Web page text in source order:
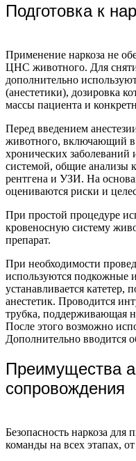
Подготовка к
Применение наркоза не
ЦНС животного. Для
дополнительно
(анестетики), дозировка
массы пациента и
Перед введением
животного, включающий в
хронических заболеваний
системой, общие анализы
рентгена и УЗИ. На
оцениваются риски и
При простой процедуре
кровеносную систему
препарат.
При необходимости
используются
устанавливается катетер,
анестетик. Проводится
трубка, поддерживающая
После этого возможно
Дополнительно вводится
Преимущества
сопровождения
Безопасность наркоза
команды на всех этапах,